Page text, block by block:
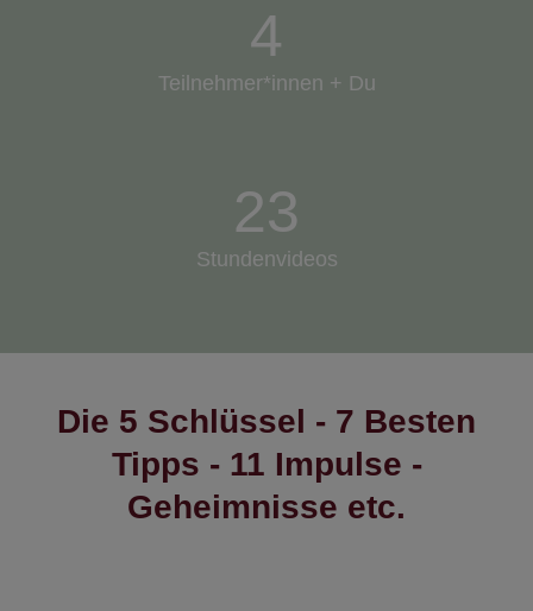
4
Teilnehmer*innen + Du
23
Stundenvideos
Die 5 Schlüssel - 7 Besten
Tipps - 11 Impulse -
Geheimnisse etc.